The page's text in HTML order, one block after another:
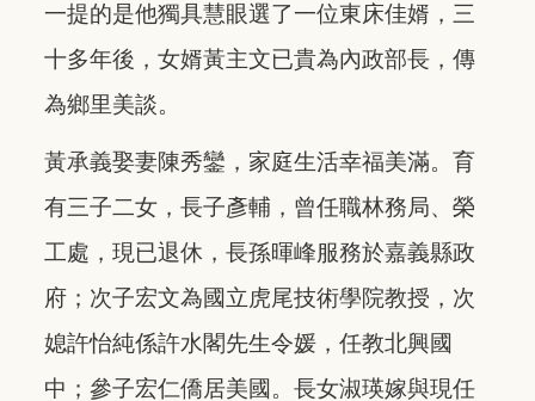
一提的是他獨具慧眼選了一位東床佳婿，三
十多年後，女婿黃主文已貴為內政部長，傳
為鄉里美談。
黃承義娶妻陳秀鑾，家庭生活幸福美滿。育
有三子二女，長子彥輔，曾任職林務局、榮
工處，現已退休，長孫暉峰服務於嘉義縣政
府；次子宏文為國立虎尾技術學院教授，次
媳許怡純係許水閣先生令媛，任教北興國
中；參子宏仁僑居美國。長女淑瑛嫁與現任